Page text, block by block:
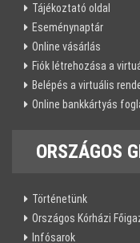
Tájékoztató oldal
Eseménynaptár
Online vásárlás
Fiók létrehozása a
Belépés a virtuális
Online bankkártyás
ORSZÁGOS
Történetünk
Országos Kórházi
Infósarok